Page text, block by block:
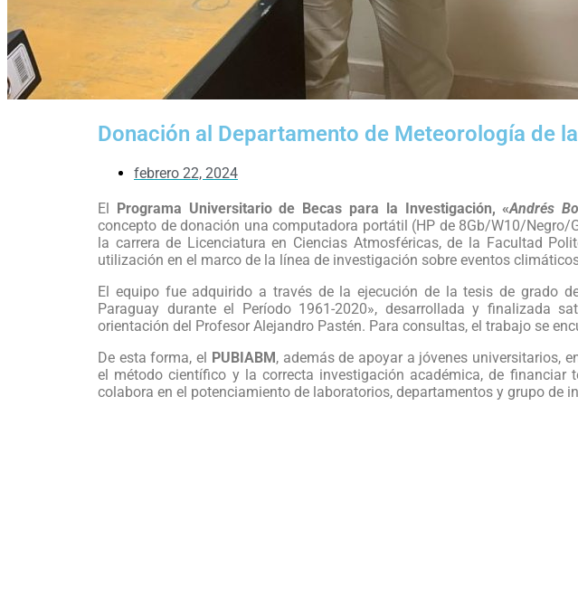
Donación al Departamento de Meteorología de
febrero 22, 2024
El Programa Universitario de Becas para la Investigación, «Andrés
concepto de donación una computadora portátil (HP de 8Gb/W10/Negro/
la carrera de Licenciatura en Ciencias Atmosféricas, de la Facultad
utilización en el marco de la línea de investigación sobre eventos
El equipo fue adquirido a través de la ejecución de la tesis de grado
Paraguay durante el Período 1961-2020», desarrollada y finalizada
orientación del Profesor Alejandro Pastén. Para consultas, el trabajo se
De esta forma, el PUBIABM, además de apoyar a jóvenes universitarios,
el método científico y la correcta investigación académica, de financiar
colabora en el potenciamiento de laboratorios, departamentos y grupo de